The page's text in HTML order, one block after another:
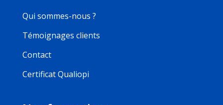
Qui sommes-nous ?
Témoignages clients
Contact
Certificat Qualiopi